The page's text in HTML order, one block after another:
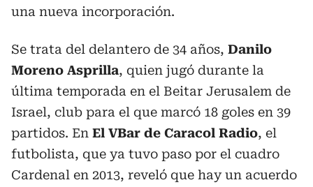
una nueva incorporación.
Se trata del delantero de 34 años, Danilo
Moreno Asprilla, quien jugó durante la
última temporada en el Beitar Jerusalem de
Israel, club para el que marcó 18 goles en 39
partidos. En El VBar de Caracol Radio, el
futbolista, que ya tuvo paso por el cuadro
Cardenal en 2013, reveló que hay un acuerdo